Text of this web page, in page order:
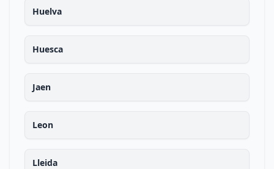
Huelva
Huesca
Jaen
Leon
Lleida